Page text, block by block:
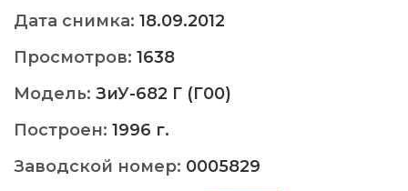
Дата снимка: 18.09.2012
Просмотров: 1638
Модель: ЗиУ-682 Г (Г00)
Построен: 1996 г.
Заводской номер: 0005829